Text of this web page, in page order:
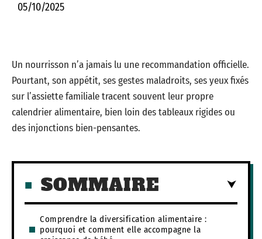
05/10/2025
Un nourrisson n’a jamais lu une recommandation officielle.
Pourtant, son appétit, ses gestes maladroits, ses yeux fixés
sur l’assiette familiale tracent souvent leur propre
calendrier alimentaire, bien loin des tableaux rigides ou
des injonctions bien-pensantes.
SOMMAIRE
Comprendre la diversification alimentaire :
pourquoi et comment elle accompagne la